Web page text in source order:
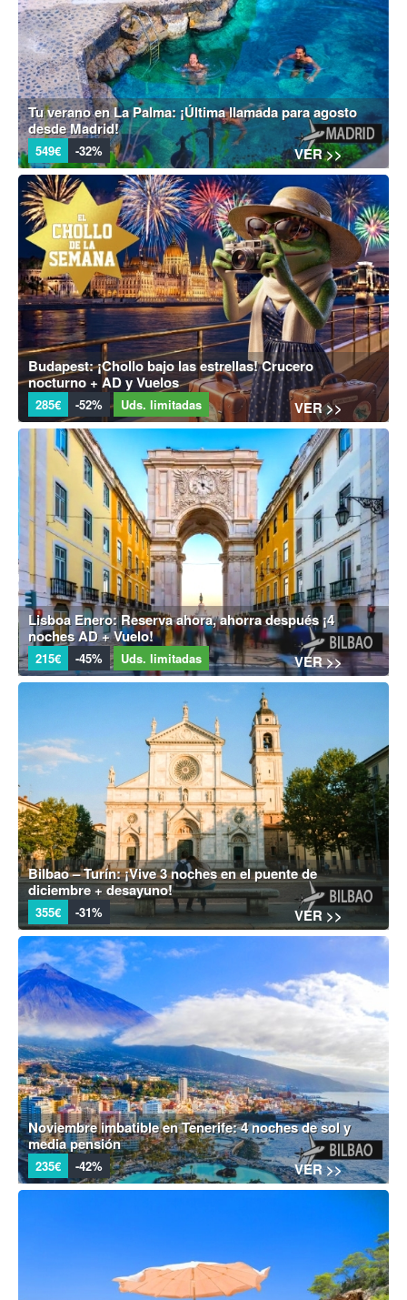
Tu verano en La Palma: ¡Última llamada para agosto
desde Madrid!
549€ -32% VER >>
Budapest: ¡Chollo bajo las estrellas! Crucero
nocturno + AD y Vuelos
285€ -52% Uds. limitadas VER >>
Lisboa Enero: Reserva ahora, ahorra después ¡4
noches AD + Vuelo!
215€ -45% Uds. limitadas VER >>
Bilbao – Turín: ¡Vive 3 noches en el puente de
diciembre + desayuno!
355€ -31% VER >>
Noviembre imbatible en Tenerife: 4 noches de sol y
media pensión
235€ -42% VER >>